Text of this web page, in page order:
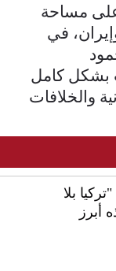
على مساحة
في
بشكل كامل
والخلافات
بلا
أبرز